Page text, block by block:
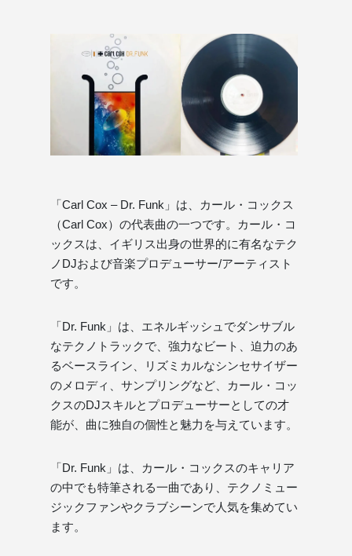
「Carl Cox – Dr. Funk」は、カール・コックス
（Carl Cox）の代表曲の一つです。カール・コ
ックスは、イギリス出身の世界的に有名なテク
ノDJおよび音楽プロデューサー/アーティスト
です。
「Dr. Funk」は、エネルギッシュでダンサブル
なテクノトラックで、強力なビート、迫力のあ
るベースライン、リズミカルなシンセサイザー
のメロディ、サンプリングなど、カール・コッ
クスのDJスキルとプロデューサーとしての才
能が、曲に独自の個性と魅力を与えています。
「Dr. Funk」は、カール・コックスのキャリア
の中でも特筆される一曲であり、テクノミュー
ジックファンやクラブシーンで人気を集めてい
ます。